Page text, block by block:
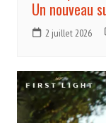
Un nouveau
2 juillet 2026